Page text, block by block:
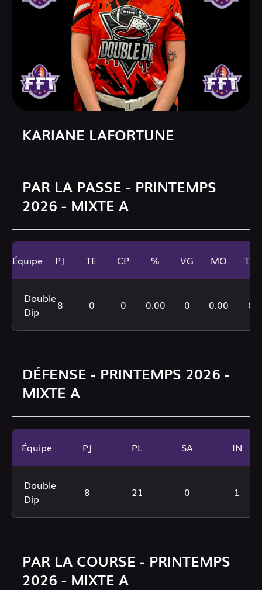
KARIANE LAFORTUNE
PAR LA PASSE - PRINTEMPS
2026 - MIXTE A
Équipe PJ TE CP % VG MO TD
Double
Dip
8 0 0 0.00 0 0.00 0
DÉFENSE - PRINTEMPS 2026 -
MIXTE A
Équipe PJ PL SA IN
Double
Dip
8 21 0 1
PAR LA COURSE - PRINTEMPS
2026 - MIXTE A